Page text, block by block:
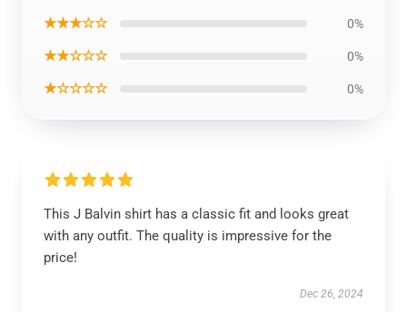
★★★☆☆ 0%
★★☆☆☆ 0%
★☆☆☆☆ 0%
This J Balvin shirt has a classic fit and looks great
with any outfit. The quality is impressive for the
price!
Dec 26, 2024